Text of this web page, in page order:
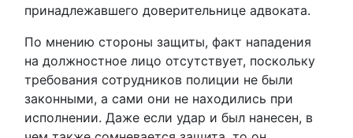
принадлежавшего доверительнице адвоката.
По мнению стороны защиты, факт нападения
на должностное лицо отсутствует, поскольку
требования сотрудников полиции не были
законными, а сами они не находились при
исполнении. Даже если удар и был нанесен, в